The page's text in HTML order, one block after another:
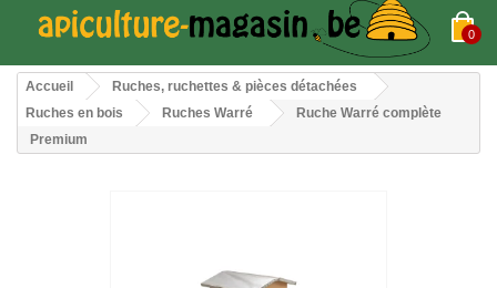
0
Accueil
Ruches, ruchettes & pièces détachées
Ruches en bois
Ruches Warré
Ruche Warré complète
Premium